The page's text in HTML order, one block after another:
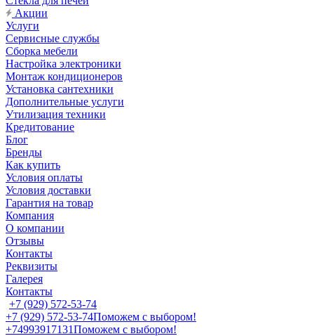
Акции
Услуги
Сервисные службы
Сборка мебели
Настройка электроники
Монтаж кондиционеров
Установка сантехники
Дополнительные услуги
Утилизация техники
Кредитование
Блог
Бренды
Как купить
Условия оплаты
Условия доставки
Гарантия на товар
Компания
О компании
Отзывы
Контакты
Реквизиты
Галерея
Контакты
+7 (929) 572-53-74
+7 (929) 572-53-74Поможем с выбором!
+74993917131Поможем с выбором!